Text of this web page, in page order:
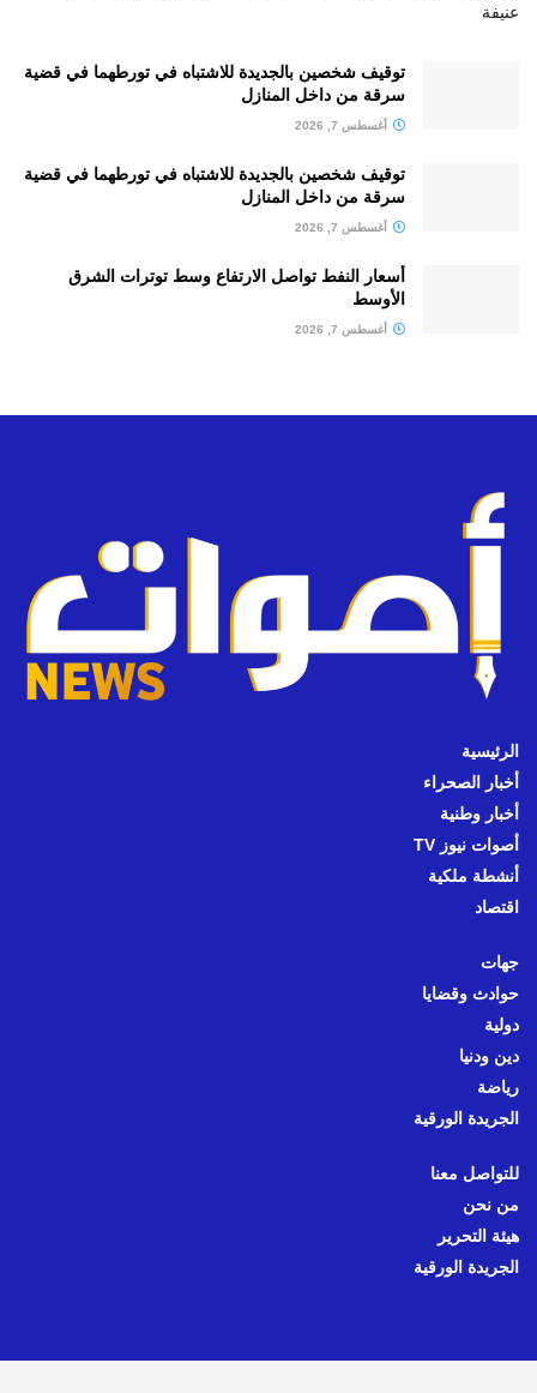
عنيفة
توقيف شخصين بالجديدة للاشتباه في تورطهما في قضية
سرقة من داخل المنازل
أغسطس 7, 2026
توقيف شخصين بالجديدة للاشتباه في تورطهما في قضية
سرقة من داخل المنازل
أغسطس 7, 2026
أسعار النفط تواصل الارتفاع وسط توترات الشرق
الأوسط
أغسطس 7, 2026
الرئيسية
أخبار الصحراء
أخبار وطنية
أصوات نيوز TV
أنشطة ملكية
اقتصاد
جهات
حوادث وقضايا
دولية
دين ودنيا
رياضة
الجريدة الورقية
للتواصل معنا
من نحن
هيئة التحرير
الجريدة الورقية